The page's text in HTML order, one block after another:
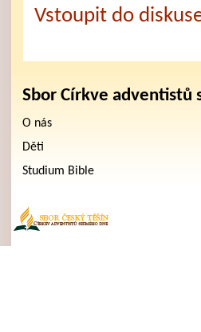
Vstoupit do
Sbor Církve adventistů
O nás
Děti
Studium Bible